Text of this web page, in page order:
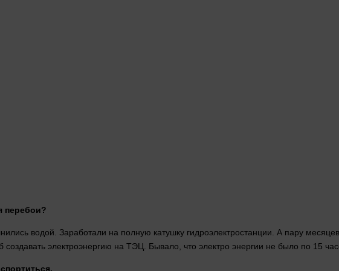
перебои?
водой . Заработали на полную катушку гидроэлектростанции. А пару месяцев
создавать электроэнергию на ТЭЦ. Бывало, что электро энергии не было по 15